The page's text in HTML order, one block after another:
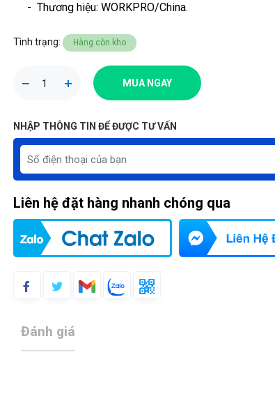
- Thương hiệu: WORKPRO/China.
Tình trạng: Hàng còn kho
MUA NGAY
NHẬP THÔNG TIN ĐỂ ĐƯỢC TƯ VẤN
Liên hệ đặt hàng nhanh chóng qua
Đánh giá